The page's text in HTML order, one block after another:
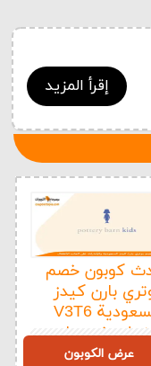
إقرأ المزيد
كوبون خصم
بارن كيدز
السعودية V3T6
خصومات
هائلة
عرض الكوبون